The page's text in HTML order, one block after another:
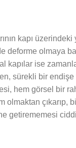
kapı üzerindeki
deforme olmaya
kapılar ise
sürekli bir endişe
hem görsel bir
olmaktan
getirememesi